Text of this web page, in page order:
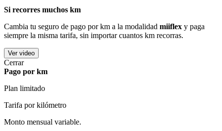
Si recorres muchos km
Cambia tu seguro de pago por km a la modalidad miiflex y paga
siempre la misma tarifa, sin importar cuantos km recorras.
Ver video
Cerrar
Pago por km
Plan limitado
Tarifa por kilómetro
Monto mensual variable.